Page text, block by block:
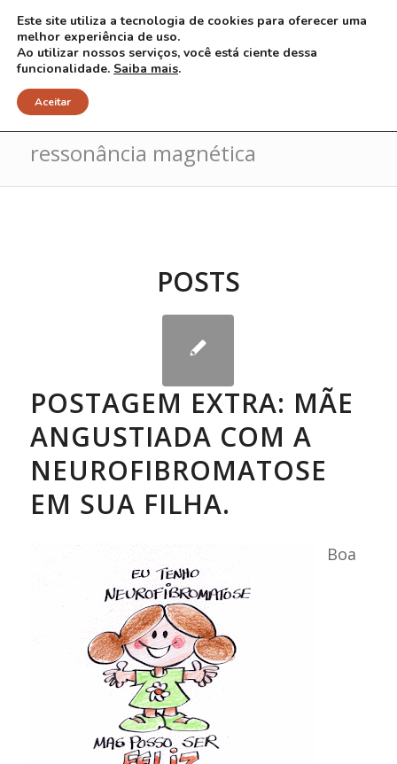
Arquivo para Tag: resultados de
ressonância magnética
POSTS
POSTAGEM EXTRA: MÃE
ANGUSTIADA COM A
NEUROFIBROMATOSE
EM SUA FILHA.
Boa
Este site utiliza a tecnologia de cookies para oferecer uma
melhor experiência de uso.
Ao utilizar nossos serviços, você está ciente dessa
funcionalidade. Saiba mais.
Aceitar